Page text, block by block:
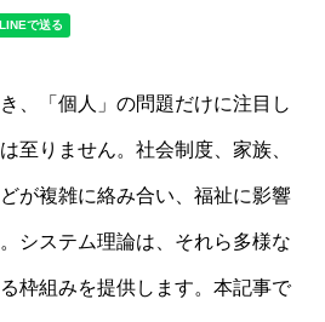
、「個人」の問題だけに注目し
至りません。社会制度、家族、
が複雑に絡み合い、福祉に影響
システム理論は、それら多様な
枠組みを提供します。本記事で